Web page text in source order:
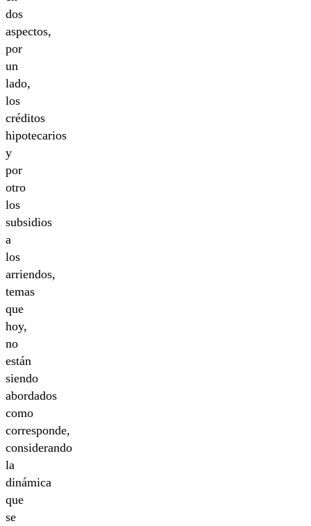
dos
aspectos,
por
un
lado,
los
créditos
hipotecarios
y
por
otro
los
subsidios
a
los
arriendos,
temas
que
hoy,
no
están
siendo
abordados
como
corresponde,
considerando
la
dinámica
que
se